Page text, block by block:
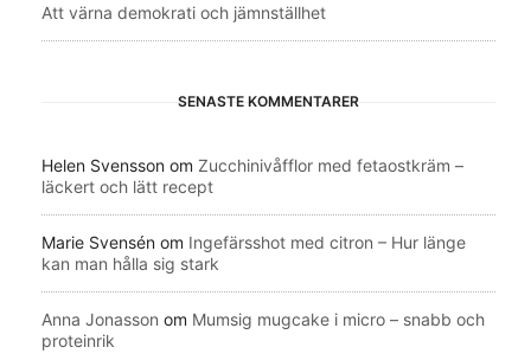
Att värna demokrati och jämnställhet
SENASTE KOMMENTARER
Helen Svensson om Zucchinivåfflor med fetaostkräm –
läckert och lätt recept
Marie Svensén om Ingefärsshot med citron – Hur länge
kan man hålla sig stark
Anna Jonasson om Mumsig mugcake i micro – snabb och
proteinrik